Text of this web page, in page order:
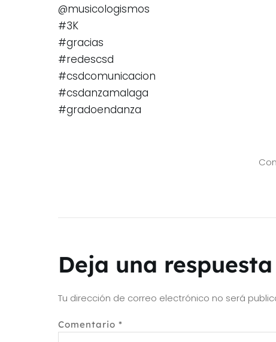
@musicologismos
#3K
#gracias
#redescsd
#csdcomunicacion
#csdanzamalaga
#gradoendanza
Deja una respuesta
Tu dirección de correo electrónico no será
Comentario *